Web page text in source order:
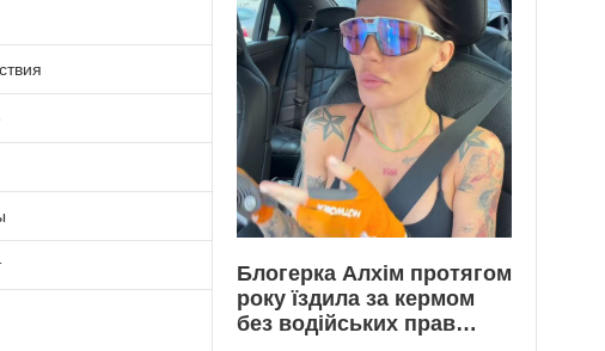
Блогерка Алхім протягом
року їздила за кермом
без водійських прав…